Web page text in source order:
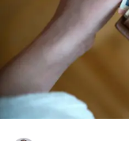
Pallanuoto
Pallamano
Altre